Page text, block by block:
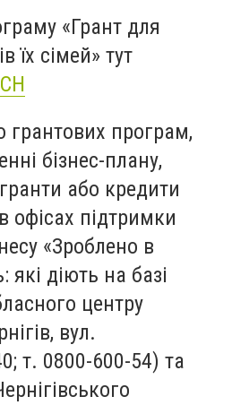
«Грант для
їх сімей» тут
грантових програм,
бізнес-плану,
або кредити
підтримки
«Зроблено в
які діють на базі
центру
вул.
т. 0800-600-54) та